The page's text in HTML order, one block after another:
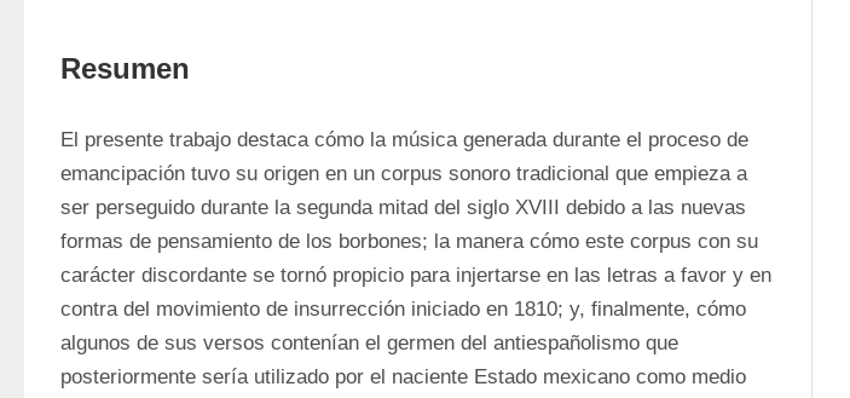
Resumen
El presente trabajo destaca cómo la música generada durante el proceso de
emancipación tuvo su origen en un corpus sonoro tradicional que empieza a
ser perseguido durante la segunda mitad del siglo XVIII debido a las nuevas
formas de pensamiento de los borbones; la manera cómo este corpus con su
carácter discordante se tornó propicio para injertarse en las letras a favor y en
contra del movimiento de insurrección iniciado en 1810; y, finalmente, cómo
algunos de sus versos contenían el germen del antiespañolismo que
posteriormente sería utilizado por el naciente Estado mexicano como medio